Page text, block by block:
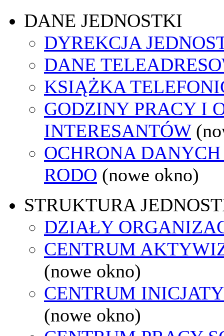
DANE JEDNOSTKI
DYREKCJA
DANE
KSIĄŻKA
GODZINY PRACY I
INTERESANTÓW
OCHRONA
RODO (nowe okno)
STRUKTURA
DZIAŁY
CENTRUM
(nowe okno)
CENTRUM
(nowe okno)